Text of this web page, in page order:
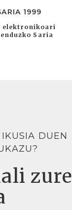
1999
elektronikoari
Saria
DUEN
zure